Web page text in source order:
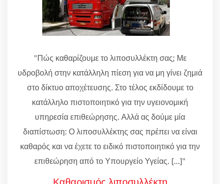
"Πώς καθαρίζουμε το λιποσυλλέκτη σας; Με
υδροβολή στην κατάλληλη πίεση για να μη γίνει ζημιά
στο δίκτυο αποχέτευσης. Στο τέλος εκδίδουμε το
κατάλληλο πιστοποιητικό για την υγειονομική
υπηρεσία επιθεώρησης. Αλλά ας δούμε μία
διαπίστωση: Ο λιποσυλλέκτης σας πρέπει να είναι
καθαρός και να έχετε το ειδικό πιστοποιητικό για την
επιθεώρηση από το Υπουργείο Υγείας. [...]"